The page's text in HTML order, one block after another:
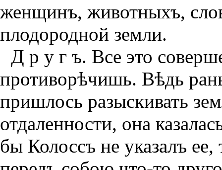
женщинъ, животныхъ,
плодородной земли.
Д р у г ъ. Все это
противорѣчишь. Вѣдь
пришлось разыскивать
отдаленности, она
бы Колоссъ не указалъ